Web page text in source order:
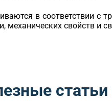
в соответствии
механических свойств и